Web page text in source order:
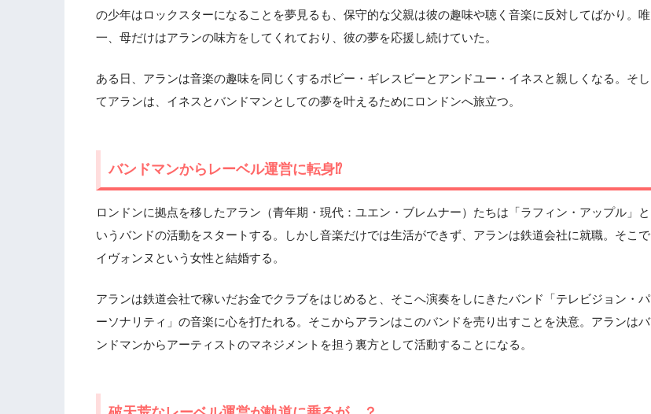
の少年はロックスターになることを夢見るも、保守的な父親は彼の趣味や聴く音楽に反対してばかり。唯
一、母だけはアランの味方をしてくれており、彼の夢を応援し続けていた。
ある日、アランは音楽の趣味を同じくするボビー・ギレスビーとアンドユー・イネスと親しくなる。そし
てアランは、イネスとバンドマンとしての夢を叶えるためにロンドンへ旅立つ。
バンドマンからレーベル運営に転身⁉
ロンドンに拠点を移したアラン（青年期・現代：ユエン・ブレムナー）たちは「ラフィン・アップル」と
いうバンドの活動をスタートする。しかし音楽だけでは生活ができず、アランは鉄道会社に就職。そこで
イヴォンヌという女性と結婚する。
アランは鉄道会社で稼いだお金でクラブをはじめると、そこへ演奏をしにきたバンド「テレビジョン・パ
ーソナリティ」の音楽に心を打たれる。そこからアランはこのバンドを売り出すことを決意。アランはバ
ンドマンからアーティストのマネジメントを担う裏方として活動することになる。